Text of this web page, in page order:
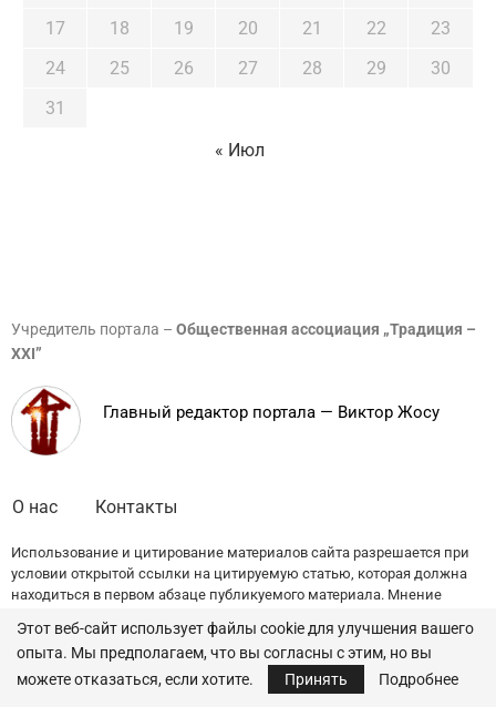
17
18 19 20 21 22
23
24
25 26 27 28 29
30
31
« Июл
Учредитель портала – Общественная ассоциация „Традиция –
XXI”
Главный редактор портала — Виктор Жосу
О нас Контакты
Использование и цитирование материалов сайта разрешается при
условии открытой ссылки на цитируемую статью, которая должна
находиться в первом абзаце публикуемого материала. Мнение
© 2022 — All Rights Reserved. Traditia.md
Этот веб-сайт использует файлы cookie для улучшения вашего
опыта. Мы предполагаем, что вы согласны с этим, но вы
можете отказаться, если хотите.
Принять Подробнее